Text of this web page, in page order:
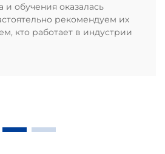
обучения оказалась
рекомендуем их
кто работает в индустрии